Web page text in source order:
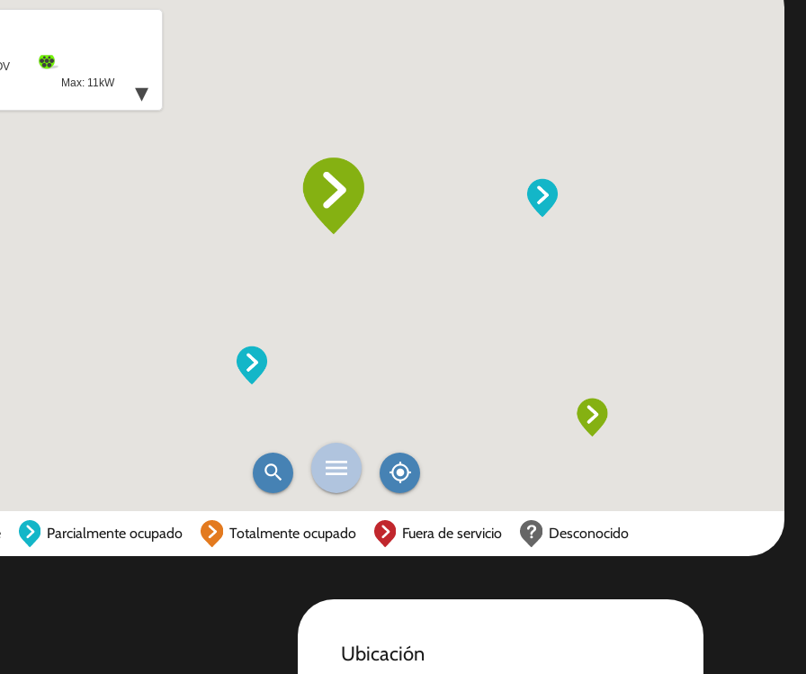
Parcialmente ocupado Totalmente ocupado Fuera de servicio Desconocido
Ubicación